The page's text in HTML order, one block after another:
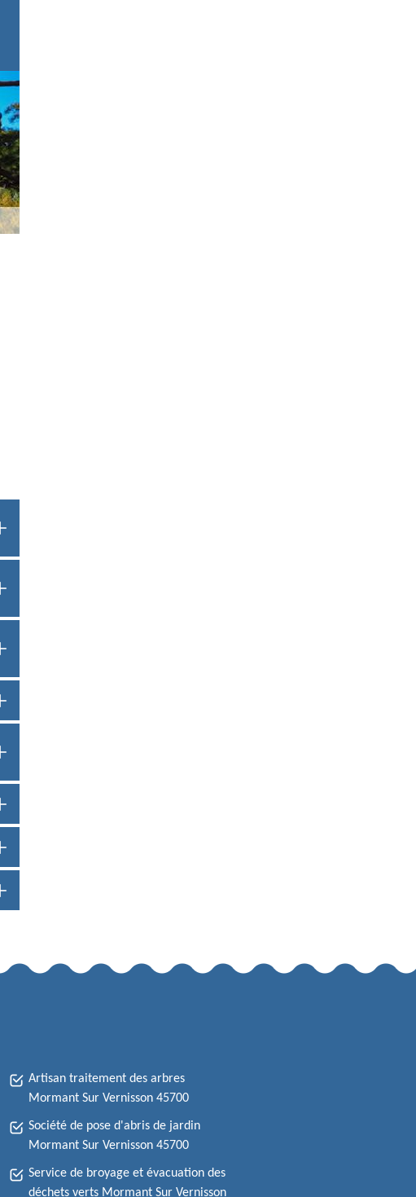
Artisan traitement des arbres
Mormant Sur Vernisson 45700
Société de pose d'abris de jardin
Mormant Sur Vernisson 45700
Service de broyage et évacuation des
déchets verts Mormant Sur Vernisson